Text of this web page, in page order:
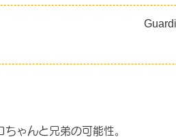
ゃんと兄弟の可能性。